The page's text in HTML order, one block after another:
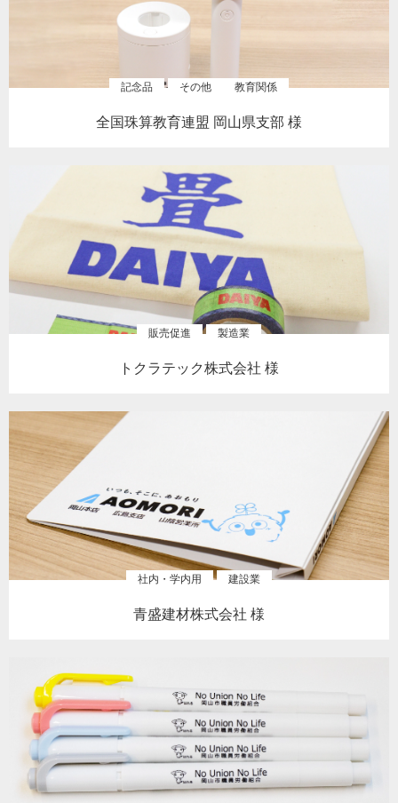
記念品 その他 教育関係
全国珠算教育連盟 岡山県支部 様
販売促進 製造業
トクラテック株式会社 様
社内・学内用 建設業
青盛建材株式会社 様